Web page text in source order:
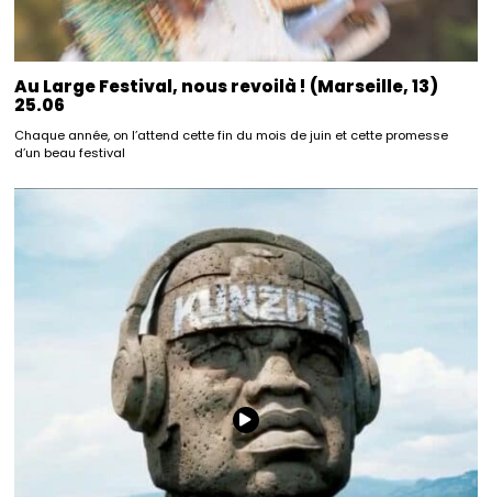
Au Large Festival, nous revoilà ! (Marseille, 13)
25.06
Chaque année, on l’attend cette fin du mois de juin et cette promesse
d’un beau festival